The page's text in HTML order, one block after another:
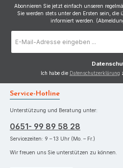
Abonnieren Sie jetzt einfach unseren
Sie werden stets unter den Ersten sein, die
informiert werden.
Mail-
Ich habe die Datenschutzerklärung
Service-Hotline
Unterstützung und Beratung unter:
0651- 99 89 58 28
Servicezeiten: 9 – 13 Uhr (Mo. – Fr.)
Wir freuen uns Sie unterstützen zu können.